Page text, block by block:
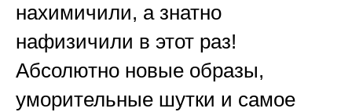
нахимичили, а знатно
нафизичили в этот раз!
Абсолютно новые образы,
уморительные шутки и самое